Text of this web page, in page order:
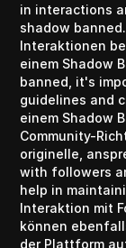
in interactions
shadow
Interaktionen
einem Shadow
banned, it's
guidelines and
einem Shadow
Community-
originelle,
with followers
help in
Interaktion mit
können
der Plattform